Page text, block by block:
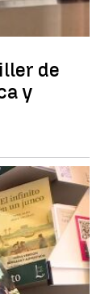
de
y